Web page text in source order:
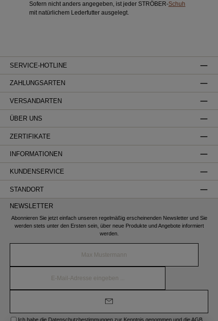
Sofern nicht anders angegeben, ist jeder STRÖBER-Schuh
mit natürlichem Lederfutter ausgelegt.
SERVICE-HOTLINE
ZAHLUNGSARTEN
VERSANDARTEN
ÜBER UNS
ZERTIFIKATE
INFORMATIONEN
KUNDENSERVICE
STANDORT
NEWSLETTER
Abonnieren Sie jetzt einfach unseren regelmäßig erscheinenden Newsletter und Sie
werden stets unter den Ersten sein, über neue Produkte und Angebote informiert
werden.
Mail-
Ich habe die Datenschutzbestimmungen zur Kenntnis genommen und dieAGB